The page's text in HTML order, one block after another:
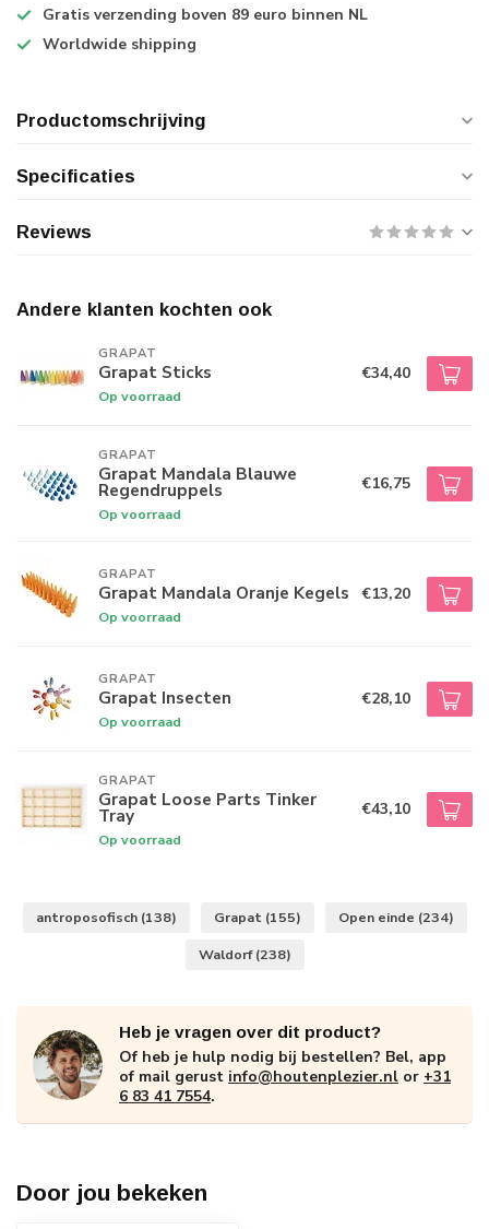
Gratis verzending boven 89 euro binnen NL
Worldwide shipping
Productomschrijving
Specificaties
Reviews
Andere klanten kochten ook
GRAPAT
Grapat Sticks
Op voorraad
€34,40
GRAPAT
Grapat Mandala Blauwe
Regendruppels
Op voorraad
€16,75
GRAPAT
Grapat Mandala Oranje Kegels
Op voorraad
€13,20
GRAPAT
Grapat Insecten
Op voorraad
€28,10
GRAPAT
Grapat Loose Parts Tinker
Tray
Op voorraad
€43,10
antroposofisch (138) Grapat (155) Open einde (234)
Waldorf(238)
Heb je vragen over dit product?
Of heb je hulp nodig bij bestellen? Bel, app
of mail gerust info@houtenplezier.nl or +31
6 83 41 7554.
Door jou bekeken